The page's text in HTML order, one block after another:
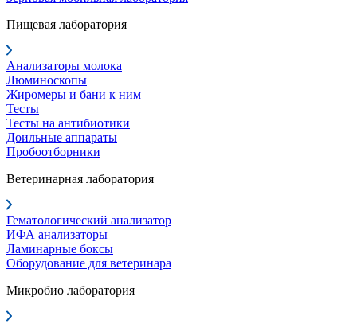
Пищевая лаборатория
Анализаторы молока
Люминоскопы
Жиромеры и бани к ним
Тесты
Тесты на антибиотики
Доильные аппараты
Пробоотборники
Ветеринарная лаборатория
Гематологический анализатор
ИФА анализаторы
Ламинарные боксы
Оборудование для ветеринара
Микробио лаборатория